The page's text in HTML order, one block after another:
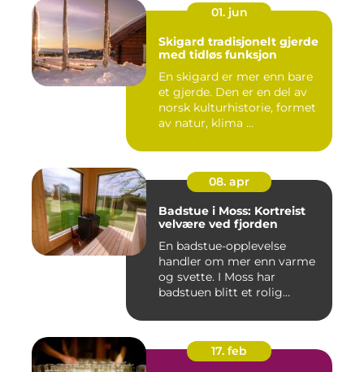
01. jun
Skigard tradisjonelt gjerde
med tidløs funksjon
En skigard er mer enn bare
et gjerde. Den er en del av
norsk kulturhistorie, formet
av natur, klima ...
08. apr
Badstue i Moss: Kortreist
velvære ved fjorden
En badstue-opplevelse
handler om mer enn varme
og svette. I Moss har
badstuen blitt et rolig
17. feb